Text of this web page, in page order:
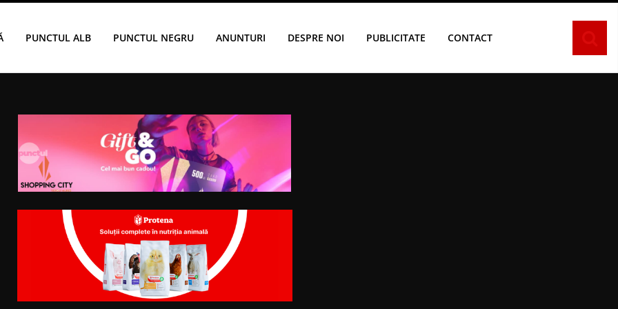
PUNCTUL ALB PUNCTUL NEGRU ANUNTURI DESPRE NOI PUBLICITATE CONTACT